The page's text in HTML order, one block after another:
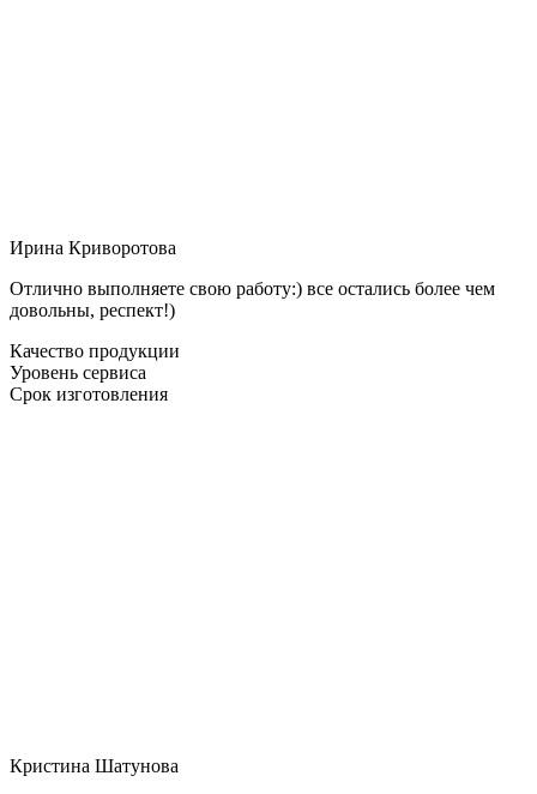
Ирина Криворотова
Отлично выполняете свою работу:) все остались более чем
довольны, респект!)
Качество продукции
Уровень сервиса
Срок изготовления
Кристина Шатунова